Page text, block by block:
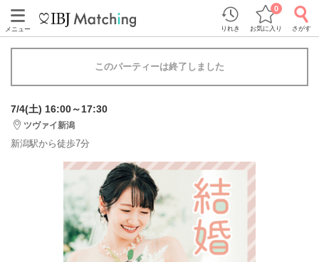
メニュー りれき お気に入り
0
さがす
このパーティーは終了しました
7/4(土) 16:00～17:30
ツヴァイ新潟
新潟駅から徒歩7分